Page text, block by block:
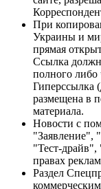
При
Украины и
прямая
Ссылка
полного либо
Гиперссылка
размещена в
материала.
Новости с
"Заявление",
"Тест-
правах
Раздел